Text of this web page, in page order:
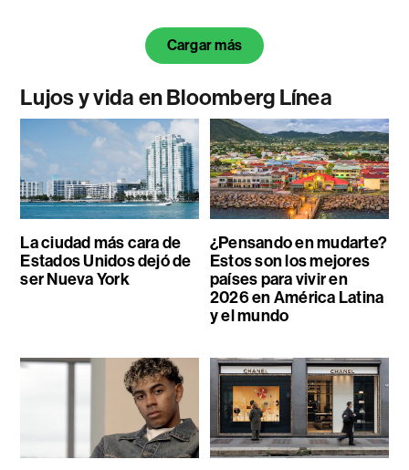
Cargar más
Lujos y vida en Bloomberg Línea
La ciudad más cara de
Estados Unidos dejó de
ser Nueva York
¿Pensando en mudarte?
Estos son los mejores
países para vivir en
2026 en América Latina
y el mundo